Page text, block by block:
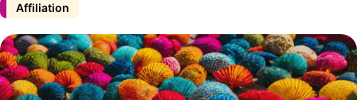
Affiliation